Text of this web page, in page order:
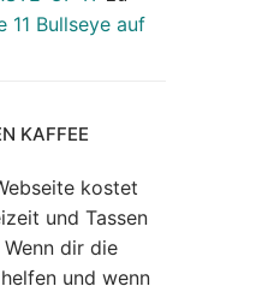
11 Bullseye auf
KAFFEE
kostet
und Tassen
Wenn dir die
und wenn